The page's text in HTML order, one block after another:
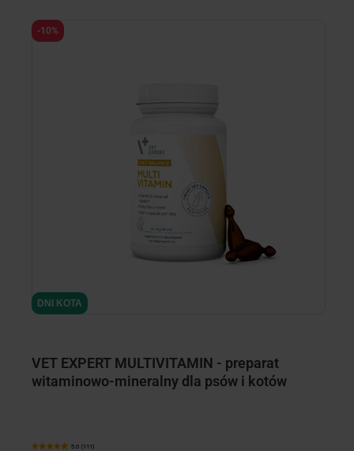
DNI KOTA
VET EXPERT MULTIVITAMIN - preparat
witaminowo-mineralny dla psów i kotów
5.0 (111)
-10%